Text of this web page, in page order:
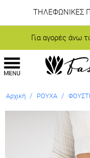
ΤΗΛΕΦΩΝΙΚΕΣ
Για αγορές άνω
Αρχική / ΡΟΥΧΑ /